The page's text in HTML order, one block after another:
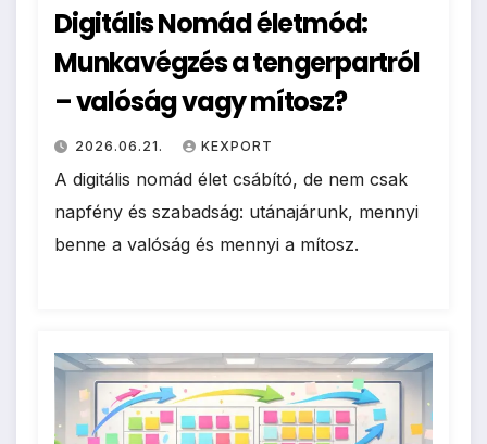
Digitális Nomád életmód:
Munkavégzés a tengerpartról
– valóság vagy mítosz?
2026.06.21. KEXPORT
A digitális nomád élet csábító, de nem csak
napfény és szabadság: utánajárunk, mennyi
benne a valóság és mennyi a mítosz.